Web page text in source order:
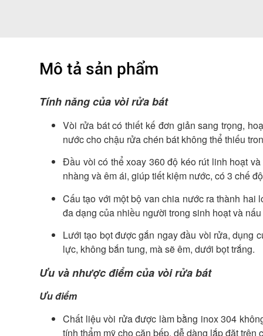
Mô tả sản phẩm
Tính năng của vòi rửa bát
Vòi rửa bát có thiết kế đơn giản sang trọng,
nước cho chậu rửa chén bát không thể thiếu
Đầu vòi có thể xoay 360 độ kéo rút linh hoạt
nhàng và êm ái, giúp tiết kiệm nước, có 3 chế
Cấu tạo với một bộ van chia nước ra thành
đa dạng của nhiều người trong sinh hoạt và
Lưới tạo bọt được gắn ngay đầu vòi rửa, dụng
lực, không bắn tung, mà sẽ êm, dưới bọt trắng.
Ưu và nhược điểm của vòi rửa bát
Ưu điểm
Chất liệu vòi rửa được làm bằng inox 304
tính thẩm mỹ cho căn bếp, dễ dàng lắp đặt